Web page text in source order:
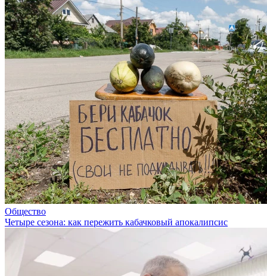
Общество
Четыре сезона: как пережить кабачковый апокалипсис